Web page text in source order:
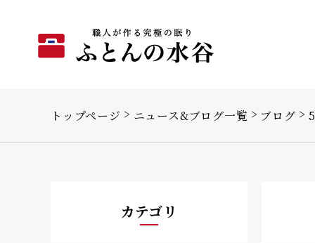
トップページ ニュース&ブログ一覧 ブログ
カテゴリ